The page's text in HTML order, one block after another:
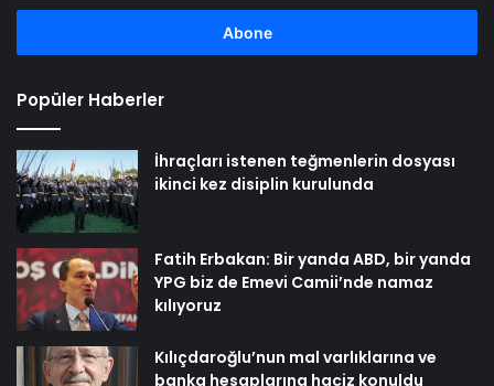
adresinizi
Popüler Haberler
İhraçları istenen teğmenlerin dosyası
ikinci kez disiplin kurulunda
Fatih Erbakan: Bir yanda ABD, bir yanda
YPG biz de Emevi Camii’nde namaz
kılıyoruz
Kılıçdaroğlu’nun mal varlıklarına ve
banka hesaplarına haciz konuldu